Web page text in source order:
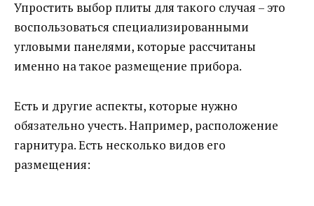
Упростить выбор плиты для такого случая – это
воспользоваться специализированными
угловыми панелями, которые рассчитаны
именно на такое размещение прибора.
Есть и другие аспекты, которые нужно
обязательно учесть. Например, расположение
гарнитура. Есть несколько видов его
размещения: